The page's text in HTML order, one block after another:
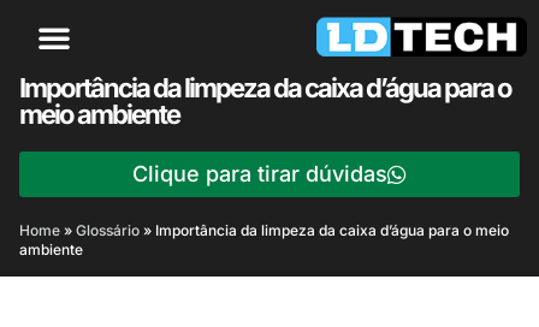
Importância da limpeza da caixa d’água para o
meio ambiente
Clique para tirar dúvidas
Home » Glossário » Importância da limpeza da caixa d’água para o meio
ambiente